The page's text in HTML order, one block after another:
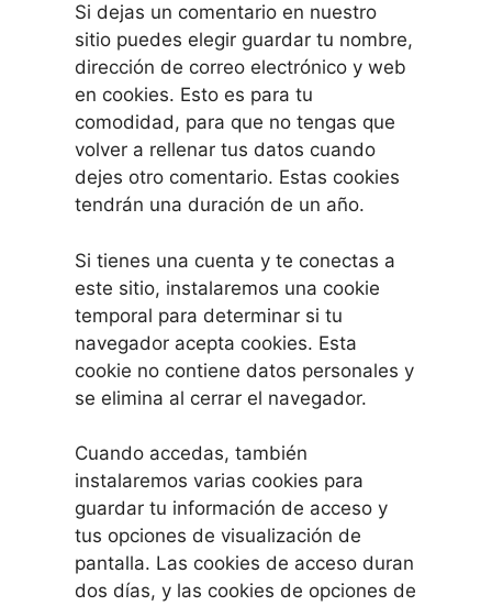
Si dejas un comentario en nuestro
sitio puedes elegir guardar tu nombre,
dirección de correo electrónico y web
en cookies. Esto es para tu
comodidad, para que no tengas que
volver a rellenar tus datos cuando
dejes otro comentario. Estas cookies
tendrán una duración de un año.
Si tienes una cuenta y te conectas a
este sitio, instalaremos una cookie
temporal para determinar si tu
navegador acepta cookies. Esta
cookie no contiene datos personales y
se elimina al cerrar el navegador.
Cuando accedas, también
instalaremos varias cookies para
guardar tu información de acceso y
tus opciones de visualización de
pantalla. Las cookies de acceso duran
dos días, y las cookies de opciones de